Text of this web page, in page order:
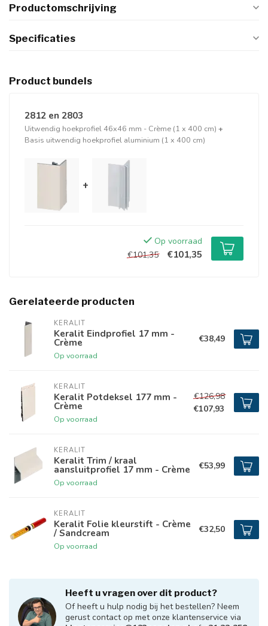
Productomschrijving
Specificaties
Product bundels
2812 en 2803
Uitwendig hoekprofiel 46x46 mm - Crème (1 x 400 cm) +
Basis uitwendig hoekprofiel aluminium (1 x 400 cm)
+
Op voorraad
€101,35
€101,35
Gerelateerde producten
KERALIT
Keralit Eindprofiel 17 mm -
Crème
Op voorraad
€38,49
KERALIT
Keralit Potdeksel 177 mm -
Crème
Op voorraad
€126,98
€107,93
KERALIT
Keralit Trim / kraal
aansluitprofiel 17 mm - Crème
Op voorraad
€53,99
KERALIT
Keralit Folie kleurstift - Crème
/ Sandcream
Op voorraad
€32,50
Heeft u vragen over dit product?
Of heeft u hulp nodig bij het bestellen? Neem
gerust contact op met onze klantenservice via